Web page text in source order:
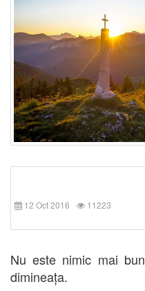
12 Oct 2016 11223
Nu este nimic mai
dimineața.